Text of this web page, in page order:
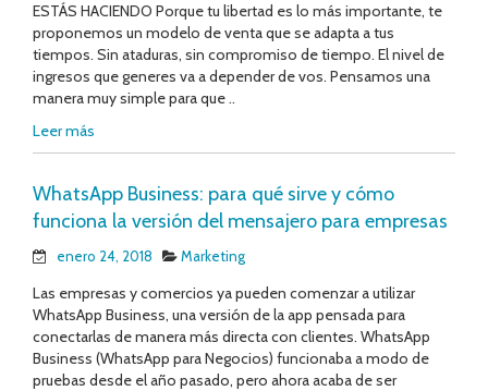
ESTÁS HACIENDO Porque tu libertad es lo más importante, te
proponemos un modelo de venta que se adapta a tus
tiempos. Sin ataduras, sin compromiso de tiempo. El nivel de
ingresos que generes va a depender de vos. Pensamos una
manera muy simple para que ..
Leer más
WhatsApp Business: para qué sirve y cómo
funciona la versión del mensajero para empresas
enero 24, 2018 Marketing
Las empresas y comercios ya pueden comenzar a utilizar
WhatsApp Business, una versión de la app pensada para
conectarlas de manera más directa con clientes. WhatsApp
Business (WhatsApp para Negocios) funcionaba a modo de
pruebas desde el año pasado, pero ahora acaba de ser